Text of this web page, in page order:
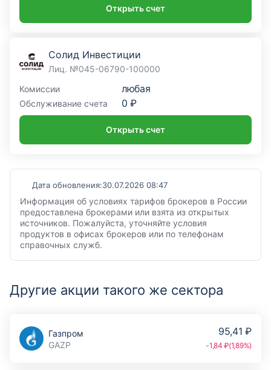
Открыть счет
Солид Инвестиции
Лиц. №045-06790-100000
Комиссии
любая
Обслуживание счета 0 ₽
Открыть счет
Дата обновления:30.07.2026 08:47
Информация об условиях тарифов брокеров в России
предоставлена брокерами или взята из открытых
источников. Пожалуйста, уточняйте условия
продуктов в офисах брокеров или по телефонам
справочных служб.
Другие акции такого же сектора
Газпром
GAZP
95,41 ₽
-1,84 ₽(1,89%)